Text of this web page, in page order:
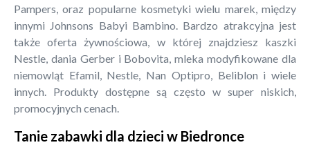
Pampers, oraz popularne kosmetyki wielu marek, między
innymi Johnsons Babyi Bambino. Bardzo atrakcyjna jest
także oferta żywnościowa, w której znajdziesz kaszki
Nestle, dania Gerber i Bobovita, mleka modyfikowane dla
niemowląt Efamil, Nestle, Nan Optipro, Beliblon i wiele
innych. Produkty dostępne są często w super niskich,
promocyjnych cenach.
Tanie zabawki dla dzieci w Biedronce